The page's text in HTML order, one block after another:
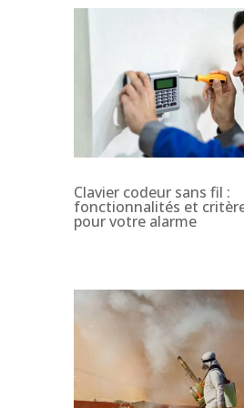
Clavier codeur sans fil :
fonctionnalités et
pour votre alarme